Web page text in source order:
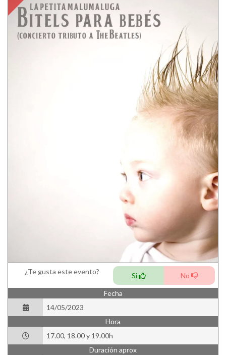
¿Te gusta este evento? Si No
Fecha
14/05/2023
Hora
17.00, 18.00 y 19.00h
Duración aprox